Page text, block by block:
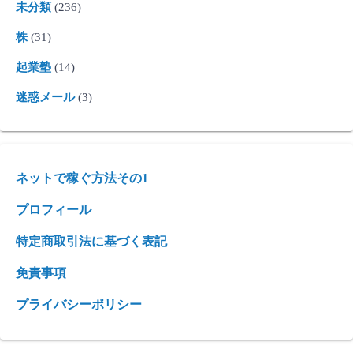
未分類 (236)
株 (31)
起業塾 (14)
迷惑メール(3)
ネットで稼ぐ方法その1
プロフィール
特定商取引法に基づく表記
免責事項
プライバシーポリシー